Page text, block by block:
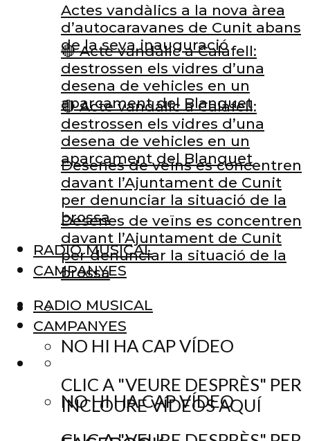
🔴 Acte vandàlic a Calafell:
destrossen els vidres d’una
desena de vehicles en un
aparcament del Blanquet
Desenes de veïns es concentren
davant l’Ajuntament de Cunit
per denunciar la situació de la
brossa
RADIO MUSICAL
CAMPANYES
NO HI HA CAP VÍDEO
CLIC A "VEURE DESPRÈS" PER
INCLOURE VÍDEOS AQUÍ
Actes vandàlics a la nova àrea
d’autocaravanes de Cunit abans
de la seva inauguració
🔴 Acte vandàlic a Calafell:
destrossen els vidres d’una
desena de vehicles en un
aparcament del Blanquet
Desenes de veïns es concentren
davant l’Ajuntament de Cunit
per denunciar la situació de la
brossa
RADIO MUSICAL
CAMPANYES
NO HI HA CAP VÍDEO